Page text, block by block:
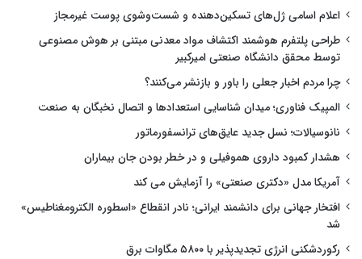
اعلام اسامی ژل‌های تسکین‌دهنده و شست‌وشوی پوست غیرمجاز
طراحی پلتفرم هوشمند اکتشاف مواد معدنی مبتنی بر هوش مصنوعی
توسط محقق دانشگاه صنعتی امیرکبیر
چرا مردم اخبار جعلی را باور و بازنشر می‌کنند؟
المپیک فناوری؛ میدان شناسایی استعدادها و اتصال نخبگان به صنعت
نانوسیالات؛ نسل جدید عایق‌های ترانسفورماتور
هشدار کمبود داروی هموفیلی و در خطر بودن جان بیماران
آمریکا مدل «دکتری صنعتی» را آزمایش می کند
افتخار جهانی برای دانشمند ایرانی؛ نادر انقطاع «اسطوره الکترومغناطیس»
شد
رکوردشکنی انرژی تجدیدپذیر با ۵۸۰۰ مگاوات برق